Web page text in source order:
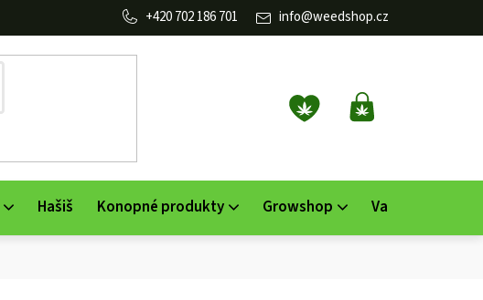
info@weedshop.cz
702 186 701
NÁKUPNÍ
KOŠÍK
Hašiš Konopné produkty Growshop Vaporizéry